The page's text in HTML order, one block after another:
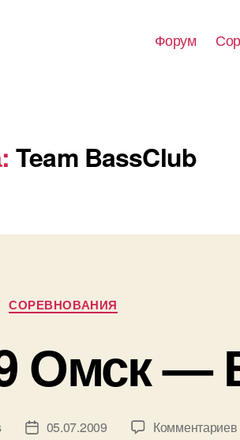
Форум
Team BassClub
Рубрики
СОРЕВНОВАНИЯ
Омск —
Дата05.07.2009 Комментариев